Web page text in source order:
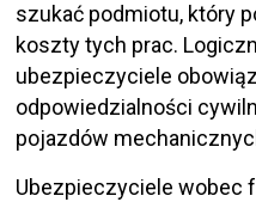
szukać podmiotu, który
koszty tych prac.
ubezpieczyciele
odpowiedzialności
pojazdów
Ubezpieczyciele wobec